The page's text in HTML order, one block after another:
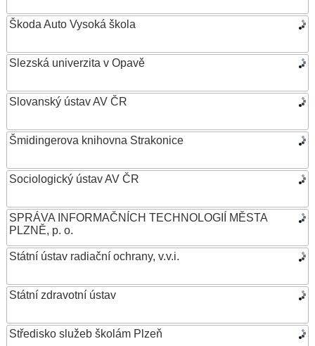
Škoda Auto Vysoká škola
Slezská univerzita v Opavě
Slovanský ústav AV ČR
Šmidingerova knihovna Strakonice
Sociologický ústav AV ČR
SPRÁVA INFORMAČNÍCH TECHNOLOGIÍ MĚSTA
PLZNĚ, p. o.
Státní ústav radiační ochrany, v.v.i.
Státní zdravotní ústav
Středisko služeb školám Plzeň